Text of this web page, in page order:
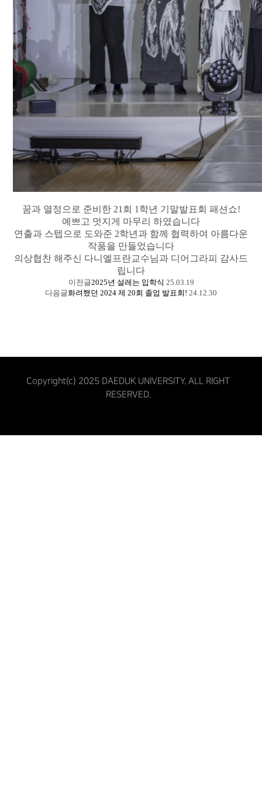
꿈과 열정으로 준비한 21회 1학년 기말발표회 패션쇼!
예쁘고 멋지게 마무리 하였습니다
연출과 스텝으로 도와준 2학년과 함께 협력하여 아름다운
작품을 만들었습니다
의상협찬 해주신 다니엘프란교수님과 디어그라피 감사드
립니다
이전글2025년 설레는 입학식 25.03.19
다음글화려했던 2024 제 20회 졸업 발표회! 24.12.30
Copyright(c) 2025 DAEDUK UNIVERSITY. ALL RIGHT
RESERVED.